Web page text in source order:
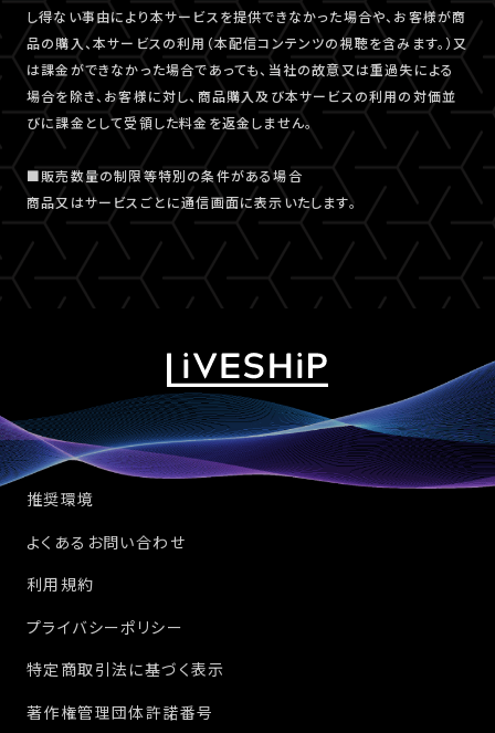
し得ない事由により本サービスを提供できなかった場合や、お客様が商
品の購入、本サービスの利用（本配信コンテンツの視聴を含みます。）又
は課金ができなかった場合であっても、当社の故意又は重過失による
場合を除き、お客様に対し、商品購入及び本サービスの利用の対価並
びに課金として受領した料金を返金しません。
■販売数量の制限等特別の条件がある場合
商品又はサービスごとに通信画面に表示いたします。
推奨環境
よくあるお問い合わせ
利用規約
プライバシーポリシー
特定商取引法に基づく表示
著作権管理団体許諾番号